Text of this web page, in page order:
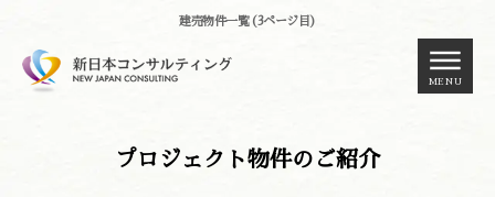
建売物件一覧 (3ページ目)
MENU
プロジェクト物件のご紹介